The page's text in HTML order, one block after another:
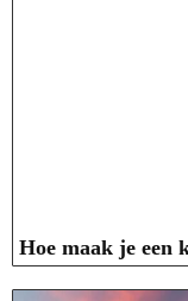
Hoe maak je een